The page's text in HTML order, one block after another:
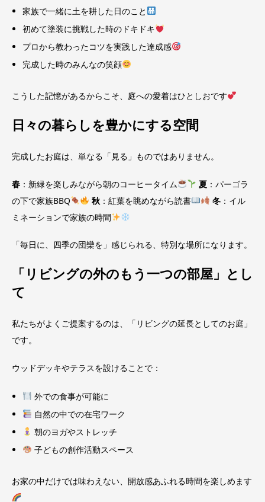
家族で一緒に土を耕した日のこと
初めて塗装に挑戦した時のドキドキ
プロから教わったコツを実践した達成感
完成した時のみんなの笑顔
こうした記憶があるからこそ、庭への愛着はひとしおです
日々の暮らしを豊かにする空間
完成したお庭は、単なる「見る」ものではありません。
春 ：新緑を楽しみながら朝のコーヒータイム 夏：パーゴラ
の下で家族BBQ
秋：紅葉を眺めながら読書 冬：イル
ミネーションで家族の時間
「毎日に、四季の団欒を」感じられる、特別な場所になります。
「リビングの外のもう一つの部屋」とし
て
私たちがよくご提案するのは、「リビングの延長としてのお庭」
です。
ウッドデッキやテラスを設けることで：
外での食事が可能に
自然の中での在宅ワーク
朝のヨガやストレッチ
子どもの創作活動スペース
お家の中だけでは味わえない、開放感あふれる時間を楽しめます